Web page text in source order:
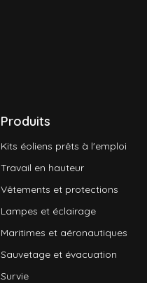
Produits
Kits éoliens prêts à l'emploi
Travail en hauteur
Vêtements et protections
Lampes et éclairage
Maritimes et aéronautiques
Sauvetage et évacuation
Survie